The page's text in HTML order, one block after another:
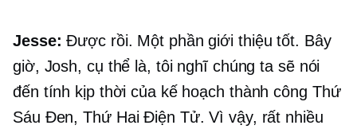
Jesse: Được rồi. Một phần giới thiệu tốt. Bây
giờ, Josh, cụ thể là, tôi nghĩ chúng ta sẽ nói
đến tính kịp thời của kế hoạch thành công Thứ
Sáu Đen, Thứ Hai Điện Tử. Vì vậy, rất nhiều